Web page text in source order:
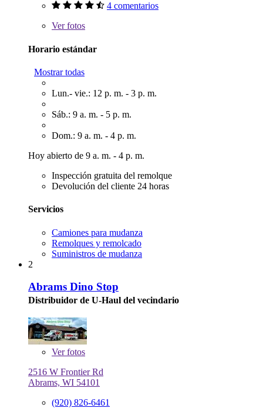
4 comentarios
Verfotos
Horario estándar
Mostrar todas
Lun.- vie.: 12 p. m. - 3 p. m.
Sáb.: 9 a. m. - 5 p. m.
Dom.: 9 a. m. - 4 p. m.
Hoy abierto de 9 a. m. - 4 p. m.
Inspección gratuita del remolque
Devolución del cliente 24 horas
Servicios
Camiones para mudanza
Remolques y remolcado
Suministros de mudanza
2
Abrams Dino Stop
Distribuidor de U-Haul del vecindario
Verfotos
2516 W Frontier Rd
Abrams, WI 54101
(920) 826-6461